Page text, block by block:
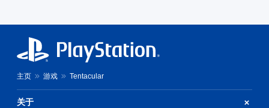
主页 游戏 Tentacular
关于